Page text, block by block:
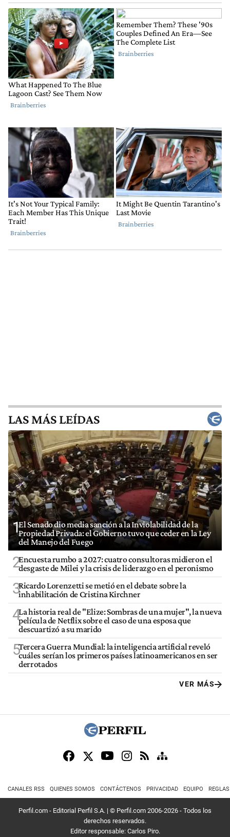
LAS MÁS LEÍDAS
1El Senado dio media sanción a la Inviolabilidad de la
Propiedad Privada: el Gobierno tuvo que ceder en la Ley
del Manejo del Fuego
2Encuesta rumbo a 2027: cuatro consultoras midieron el
desgaste de Milei y la crisis de liderazgo en el peronismo
3Ricardo Lorenzetti se metió en el debate sobre la
inhabilitación de Cristina Kirchner
4La historia real de "Elize: Sombras de una mujer", la nueva
película de Netflix sobre el caso de una esposa que
descuartizó a su marido
5Tercera Guerra Mundial: la inteligencia artificial reveló
cuáles serían los primeros países latinoamericanos en ser
derrotados
VER MÁS
CANALES RSS QUIENES SOMOS CONTÁCTENOS PRIVACIDAD EQUIPO
Perfil.com - Editorial Perfil S.A. | © Perfil.com 2006-2026 - Todos los
derechos reservados.
Editor responsable: Carlos Piro.